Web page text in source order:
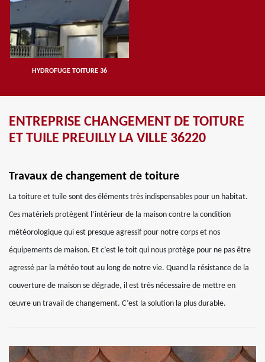
HYDROFUGE TOITURE 36
ENTREPRISE CHANGEMENT DE TOITURE
ET TUILE PREUILLY LA VILLE 36220
Travaux de changement de toiture
La toiture et tuile sont des éléments très indispensables pour un habitat.
Ces matériels protègent l’intérieur de la maison contre la condition
météorologique qui est presque agressif pour notre corps et nos
équipements de maison. Et c’est le toit qui nous protège pour ne pas être
agressé par la météo tout au long de notre vie. Quand la résistance de la
couverture de maison se dégrade, il est très nécessaire de mettre en
œuvre un travail de changement. C’est la solution la plus durable.